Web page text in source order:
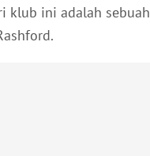
klub ini adalah sebuah